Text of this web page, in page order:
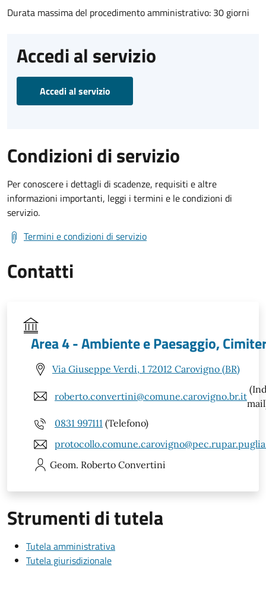
Durata massima del procedimento amministrativo: 30 giorni
Accedi al servizio
Accedi al servizio
Condizioni di servizio
Per conoscere i dettagli di scadenze, requisiti e altre
informazioni importanti, leggi i termini e le condizioni di
servizio.
Termini e condizioni di servizio
Contatti
Area 4 - Ambiente e Paesaggio,
Via Giuseppe Verdi, 1 72012 Carovigno (BR)
roberto.convertini@comune.carovigno.br.it
0831 997111 (Telefono)
Geom. Roberto Convertini
Strumenti di tutela
Tutela amministrativa
Tutela giurisdizionale